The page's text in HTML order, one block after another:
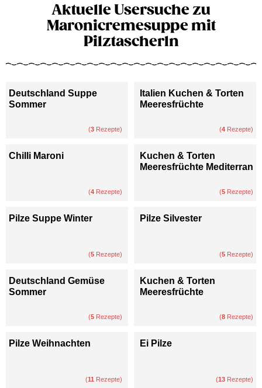
Aktuelle Usersuche zu
Maronicremesuppe mit
Pilztascherln
Deutschland Suppe
Sommer
(3 Rezepte)
Italien Kuchen & Torten
Meeresfrüchte
(4 Rezepte)
Chilli Maroni
(4 Rezepte)
Kuchen & Torten
Meeresfrüchte Mediterran
(5 Rezepte)
Pilze Suppe Winter
(5 Rezepte)
Pilze Silvester
(5 Rezepte)
Deutschland Gemüse
Sommer
(5 Rezepte)
Kuchen & Torten
Meeresfrüchte
(8 Rezepte)
Pilze Weihnachten
(11 Rezepte)
Ei Pilze
(13 Rezepte)